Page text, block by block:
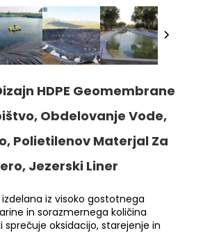
HDPE Geomembrane
Obdelovanje Vode,
Polietilenov Materjal Za
Jezerski Liner
iz visoko gostotnega
in sorazmernega količina
sprečuje oksidacijo, starejenje in